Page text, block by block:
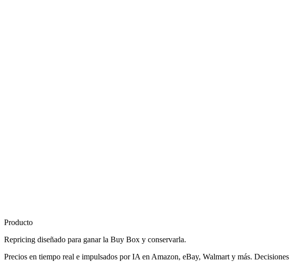
Producto
Repricing diseñado para ganar la Buy Box y conservarla.
Precios en tiempo real e impulsados por IA en Amazon, eBay, Walmart y más.